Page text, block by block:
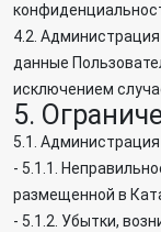
4.2.
данные
исключением
5.
5.1.
- 5.1.1.
размещенной в
- 5.1.2. Убытки,